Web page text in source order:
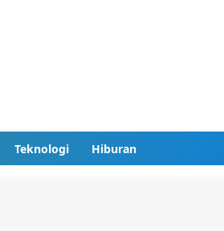
Teknologi Hiburan